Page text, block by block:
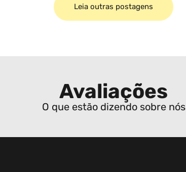
Leia outras postagens
Avaliações
O que estão dizendo sobre nós